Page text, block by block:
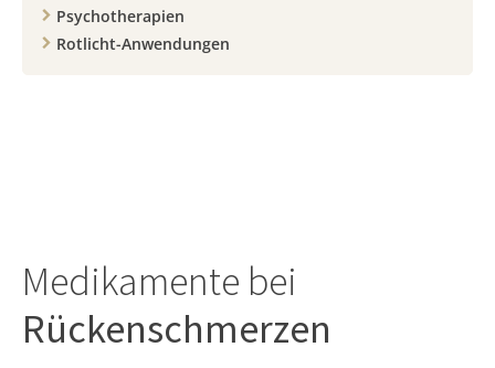
Psychotherapien
Rotlicht-Anwendungen
Medikamente bei
Rückenschmerzen